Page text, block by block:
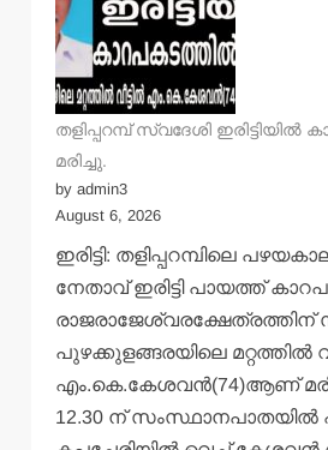
തളിപ്പറമ്പ് സ്വദേശി ഇരിട്ടിയില്‍
മരിച്ചു.
by admin3
August 6, 2026
ഇരിട്ടി: തളിപ്പറമ്പിലെ
നേതാവ് ഇരിട്ടി പായത്ത്
രാജരാജേശ്വരക്ഷേത്രത്തിന്
പുഴക്കുളങ്ങരയിലെ മറ്റത്തില്‍
എം.കെ.കേശവന്‍(74)ആണ്
12.30 ന് സംസ്ഥാനപാതയില്‍